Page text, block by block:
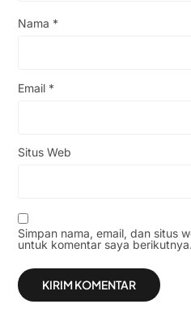
Nama *
Email *
Situs Web
Simpan nama, email, dan situs
untuk komentar saya berikutnya.